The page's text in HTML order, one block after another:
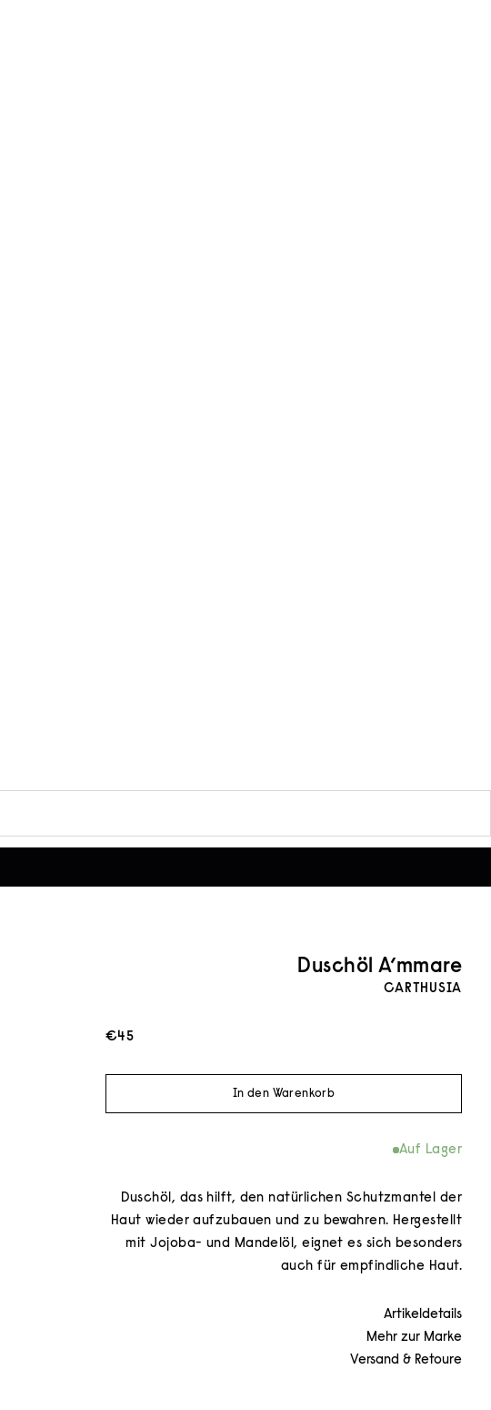
Duschöl A’mmare
CARTHUSIA
Angebot
€45
In den Warenkorb
Auf Lager
Duschöl, das hilft, den natürlichen Schutzmantel der
Haut wieder aufzubauen und zu bewahren. Hergestellt
mit Jojoba- und Mandelöl, eignet es sich besonders
auch für empfindliche Haut.
Artikeldetails
Mehr zur Marke
Versand & Retoure